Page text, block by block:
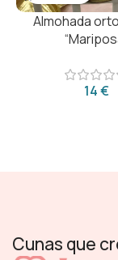
Almohada
€
Cunas que